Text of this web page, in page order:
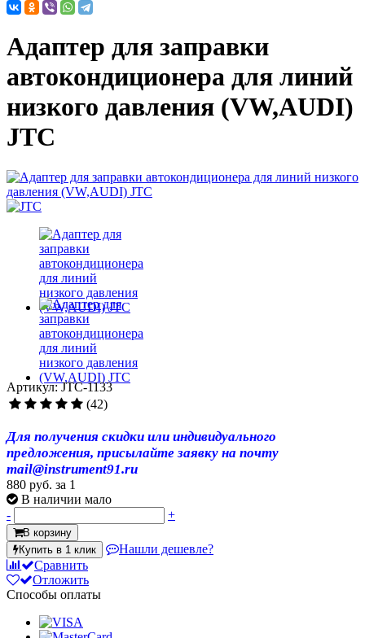
Адаптер для заправки
автокондиционера для линий
низкого давления (VW,AUDI)
JTC
Артикул: JTC-1133
(42)
Для получения скидки или индивидуального
предложения, присылайте заявку на почту
mail@instrument91.ru
880 руб. за 1
В наличии мало
-
+
В корзину
Купить в 1 клик
Нашли дешевле?
Сравнить
Отложить
Способы оплаты